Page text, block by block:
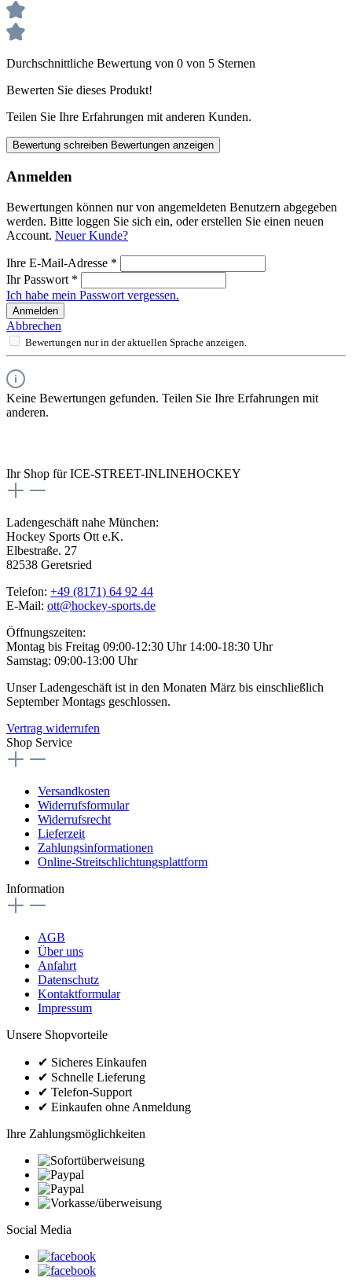
Durchschnittliche Bewertung von 0 von 5 Sternen
Bewerten Sie dieses Produkt!
Teilen Sie Ihre Erfahrungen mit anderen Kunden.
Bewertung schreiben Bewertungen anzeigen
Anmelden
Bewertungen können nur von angemeldeten Benutzern abgegeben
werden. Bitte loggen Sie sich ein, oder erstellen Sie einen neuen
Account. Neuer Kunde?
Ihre E-Mail-Adresse *
Ihr Passwort *
Ich habe mein Passwort vergessen.
Anmelden
Abbrechen
Bewertungen nur in der aktuellen Sprache anzeigen.
Keine Bewertungen gefunden. Teilen Sie Ihre Erfahrungen mit
anderen.
Ihr Shop für ICE-STREET-INLINEHOCKEY
Ladengeschäft nahe München:
Hockey Sports Ott e.K.
Elbestraße. 27
82538 Geretsried
Telefon: +49 (8171) 64 92 44
E-Mail: ott@hockey-sports.de
Öffnungszeiten:
Montag bis Freitag 09:00-12:30 Uhr 14:00-18:30 Uhr
Samstag: 09:00-13:00 Uhr
Unser Ladengeschäft ist in den Monaten März bis einschließlich
September Montags geschlossen.
Vertrag widerrufen
Shop Service
Versandkosten
Widerrufsformular
Widerrufsrecht
Lieferzeit
Zahlungsinformationen
Online-Streitschlichtungsplattform
Information
AGB
Über uns
Anfahrt
Datenschutz
Kontaktformular
Impressum
Unsere Shopvorteile
✔ Sicheres Einkaufen
✔ Schnelle Lieferung
✔ Telefon-Support
✔ Einkaufen ohne Anmeldung
Ihre Zahlungsmöglichkeiten
Social Media